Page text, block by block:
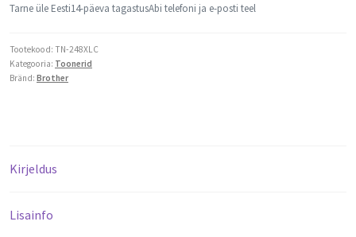
Tarne üle Eesti14-päeva tagastusAbi telefoni ja e-posti teel
Tootekood: TN-248XLC
Kategooria: Toonerid
Bränd: Brother
Kirjeldus
Lisainfo